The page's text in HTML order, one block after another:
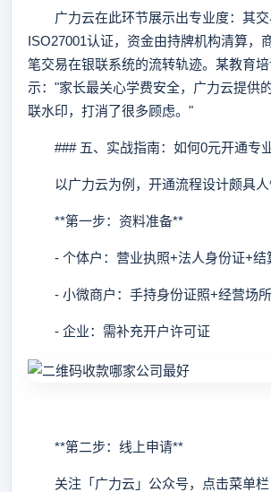
广力云在此环节展示出专业度：其交
ISO27001认证，资金由持牌机构清算，
笔交易在银联系统的流转轨迹。某教育
示："家长最关心学费安全，广力云提供
联水印，打消了很多顾虑。"
### 五、实战指南：如何0元开通专
以广力云为例，开通流程设计颇具人
**第一步：资料准备**
- 个体户：营业执照+法人身份证+结
- 小微商户：手持身份证照+经营场
- 企业：需补充开户许可证
**第二步：线上申请**
关注「广力云」公众号，点击菜单栏